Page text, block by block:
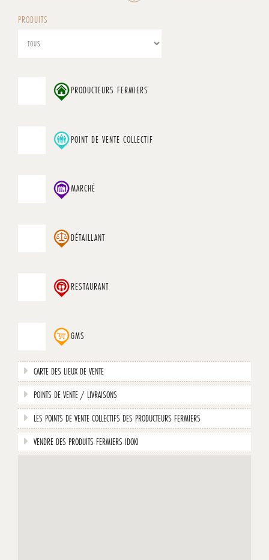
PRODUITS
PRODUCTEURS FERMIERS
POINT DE VENTE COLLECTIF
MARCHÉ
DÉTAILLANT
RESTAURANT
GMS
CARTE DES LIEUX DE VENTE
POINTS DE VENTE / LIVRAISONS
LES POINTS DE VENTE COLLECTIFS DES PRODUCTEURS FERMIERS
VENDRE DES PRODUITS FERMIERS IDOKI